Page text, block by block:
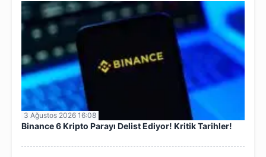
3 Ağustos 2026 16:08
Binance 6 Kripto Parayı Delist Ediyor! Kritik Tarihler!